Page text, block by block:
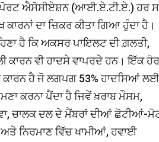
ਐਸੋਸੀਏਸ਼ਨ (ਆਈ.ਏ.ਟੀ.ਏ.) ਹਰ
ਦਾ ਜ਼ਿਕਰ ਕੀਤਾ ਗਿਆ ਹੁੰਦਾ ਹੈ।
ਹੈ ਕਿ ਅਕਸਰ ਪਾਇਲਟ ਦੀ ਗ਼ਲਤੀ,
ਵੀ ਹਾਦਸੇ ਵਾਪਰਦੇ ਹਨ। ਇੱਕ ਹੋਰ
ਕਾਰਨ ਹੈ ਜੋ ਲਗਪਗ 53% ਹਾਦਸਿਆਂ ਲਈ
ਕਰਨਾ ਪੈਂਦਾ ਹੈ ਜਿਵੇਂ ਖ਼ਰਾਬ ਮੌਸਮ,
ਚਾਲਕ ਦਲ ਦੇ ਮੈਂਬਰਾਂ ਦੀਆਂ ਛੋਟੀਆਂ-
ਨਿਰਮਾਣ ਵਿੱਚ ਖਾਮੀਆਂ, ਹਵਾਈ